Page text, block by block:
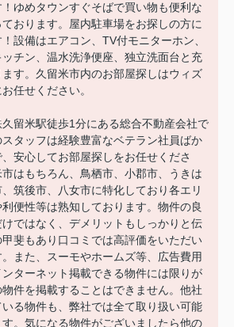
！ゆめタウンすぐそばで買い物も便利な
おります。屋内駐車場をお探しの方に
設備はエアコン、TV付モニターホン、
チン、温水洗浄便座、独立洗面台と充
す。久留米市内のお部屋探しはウィズ
任せください。
留米駅徒歩1分にある総合不動産会社で
タッフは経験豊富なベテラン社員ばか
、安心してお部屋探しをお任せくださ
はもちろん、鳥栖市、小郡市、うきは
筑後市、八女市に特化しており各エリ
便性等は熟知しております。物件の良
ではなく、デメリットもしっかりと伝
甲斐もあり口コミでは高評価をいただい
また、スーモやホームズ等、広告費用
ターネット掲載できる物件には限りが
件を掲載することはできません。他社
る物件も、弊社では全て取り扱い可能
。気になる物件がございましたら他の